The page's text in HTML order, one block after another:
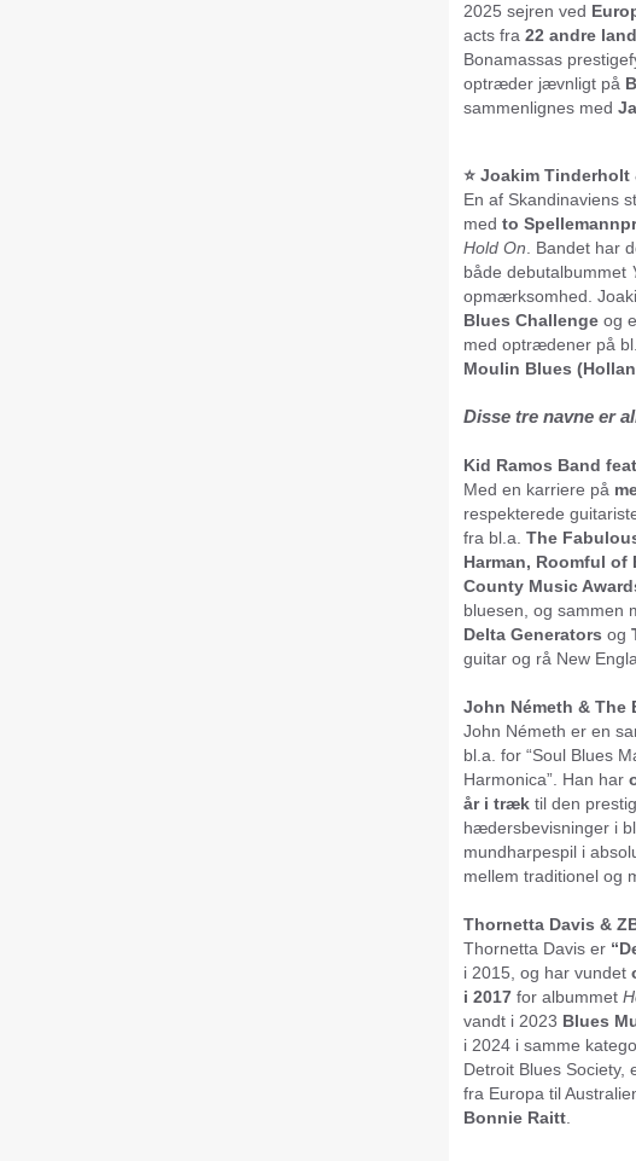
2025 sejren ved
acts fra 22 andre
Bonamassas
optræder jævnligt på
sammenlignes med
⭐️ Joakim Tinderholt
En af Skandinaviens
med to
Hold On . Bandet har
både debutalbummet
opmærksomhed.
Blues Challenge og
med optrædener på
Moulin Blues
Disse tre navne er
Kid Ramos Band
Med en karriere på
respekterede
fra bl.a. The
Harman, Roomful of
County Music
bluesen, og sammen
Delta Generators og
guitar og rå New
John Németh & The
John Németh er en
bl.a. for “Soul Blues
Harmonica”. Han har
år i træk til den
hædersbevisninger i
mundharpespil i
mellem traditionel og
Thornetta Davis &
Thornetta Davis er
i 2015, og har vundet
i 2017 for albummet
vandt i 2023 Blues
i 2024 i samme
Detroit Blues Society,
fra Europa til
Bonnie Raitt